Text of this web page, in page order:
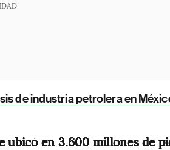
de industria petrolera en
ubicó en 3.600 millones de